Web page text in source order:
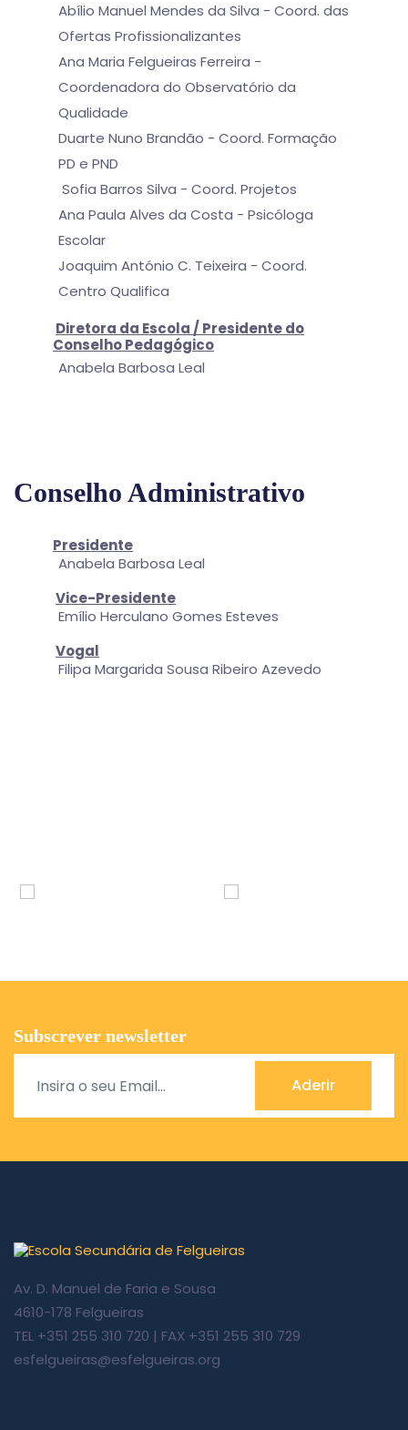
Abílio Manuel Mendes da Silva - Coord. das
Ofertas Profissionalizantes
Ana Maria Felgueiras Ferreira -
Coordenadora do Observatório da
Qualidade
Duarte Nuno Brandão - Coord. Formação
PD e PND
Sofia Barros Silva - Coord. Projetos
Ana Paula Alves da Costa - Psicóloga
Escolar
Joaquim António C. Teixeira - Coord.
Centro Qualifica
Diretora da Escola / Presidente do
Conselho Pedagógico
Anabela Barbosa Leal
Conselho Administrativo
Presidente
Anabela Barbosa Leal
Vice-Presidente
Emílio Herculano Gomes Esteves
Vogal
Filipa Margarida Sousa Ribeiro Azevedo
Subscrever newsletter
Aderir
Av. D. Manuel de Faria e Sousa
4610-178 Felgueiras
TEL +351 255 310 720 | FAX +351 255 310 729
esfelgueiras@esfelgueiras.org